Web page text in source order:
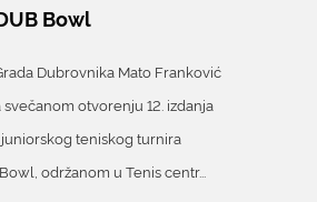
Bowl
Dubrovnika Mato Franković
otvorenju 12. izdanja
teniskog turnira
održanom u Tenis centr...